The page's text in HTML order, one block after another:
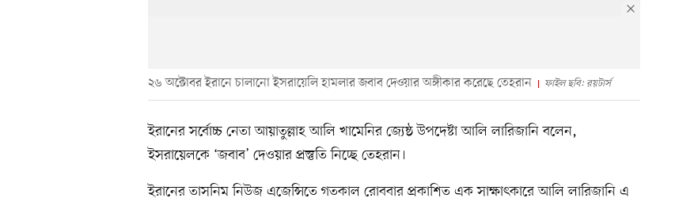
২৬ অক্টোবর ইরানে চালানো ইসরায়েলি হামলার জবাব দেওয়ার অঙ্গীকার করেছে তেহরান ফাইল ছবি: রয়টার্স
ইরানের সর্বোচ্চ নেতা আয়াতুল্লাহ আলি খামেনির জ্যেষ্ঠ উপদেষ্টা আলি লারিজানি বলেন,
ইসরায়েলকে ‘জবাব’ দেওয়ার প্রস্তুতি নিচ্ছে তেহরান।
ইরানের তাসনিম নিউজ এজেন্সিতে গতকাল রোববার প্রকাশিত এক সাক্ষাৎকারে আলি লারিজানি এ